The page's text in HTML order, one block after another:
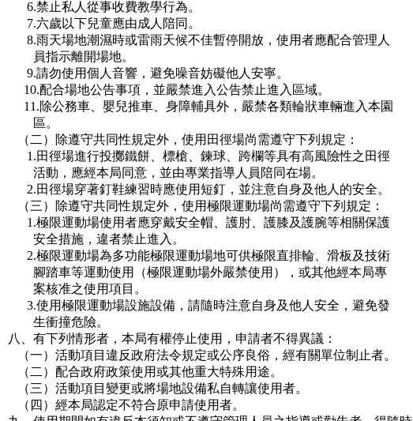
6.禁止私人從事收費教學行為。
7.六歲以下兒童應由成人陪同。
8.雨天場地潮濕時或雷雨天候不佳暫停開放，使用者應配合管理人
員指示離開場地。
9.請勿使用個人音響，避免噪音妨礙他人安寧。
10.配合場地公告事項，並嚴禁進入公告禁止進入區域。
11.除公務車、嬰兒推車、身障輔具外，嚴禁各類輪狀車輛進入本園
區。
（二）除遵守共同性規定外，使用田徑場尚需遵守下列規定：
1.田徑場進行投擲鐵餅、標槍、鍊球、跨欄等具有高風險性之田徑
活動，應經本局同意，並由專業指導人員陪同在場。
2.田徑場穿著釘鞋練習時應使用短釘，並注意自身及他人的安全。
（三）除遵守共同性規定外，使用極限運動場尚需遵守下列規定：
1.極限運動場使用者應穿戴安全帽、護肘、護膝及護腕等相關保護
安全措施，違者禁止進入。
2.極限運動場為多功能極限運動場地可供極限直排輪、滑板及技術
腳踏車等運動使用（極限運動場外嚴禁使用），或其他經本局專
案核准之使用項目。
3.使用極限運動場設施設備，請隨時注意自身及他人安全，避免發
生衝撞危險。
八、有下列情形者，本局有權停止使用，申請者不得異議：
（一）活動項目違反政府法令規定或公序良俗，經有關單位制止者。
（二）配合政府政策使用或其他重大特殊用途。
（三）活動項目變更或將場地設備私自轉讓使用者。
（四）經本局認定不符合原申請使用者。